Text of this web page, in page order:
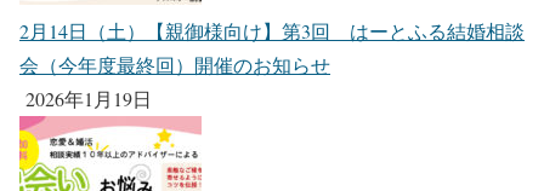
2月14日（土）【親御様向け】第3回 はーとふる結婚相談
会（今年度最終回）開催のお知らせ
2026年1月19日